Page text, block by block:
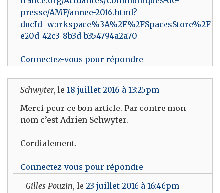
presse/AMF/annee-2016.html?
e20d-42c3-8b3d-b354794a2a70
Connectez-vous pour répondre
Schwyter, le 18 juillet 2016 à 13:25pm
Merci pour ce bon article. Par contre mon
nom c’est Adrien Schwyter.
Cordialement.
Connectez-vous pour répondre
Gilles Pouzin, le 23 juillet 2016 à 16:46pm